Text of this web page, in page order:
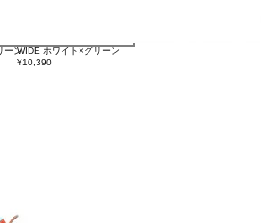
ーンWIDE ホワイト×グリーン
¥10,390